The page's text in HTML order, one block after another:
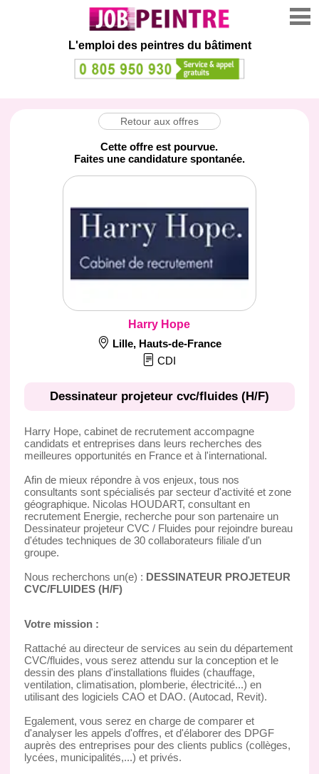
L'emploi des peintres du bâtiment
Retour aux offres
Cette offre est pourvue.
Faites une candidature spontanée.
Harry Hope
Lille, Hauts-de-France
CDI
Dessinateur projeteur cvc/fluides (H/F)
Harry Hope, cabinet de recrutement accompagne
candidats et entreprises dans leurs recherches des
meilleures opportunités en France et à l'international.
Afin de mieux répondre à vos enjeux, tous nos
consultants sont spécialisés par secteur d'activité et zone
géographique. Nicolas HOUDART, consultant en
recrutement Energie, recherche pour son partenaire un
Dessinateur projeteur CVC / Fluides pour rejoindre bureau
d'études techniques de 30 collaborateurs filiale d'un
groupe.
Nous recherchons un(e) : DESSINATEUR PROJETEUR
CVC/FLUIDES (H/F)
Votre mission :
Rattaché au directeur de services au sein du département
CVC/fluides, vous serez attendu sur la conception et le
dessin des plans d'installations fluides (chauffage,
ventilation, climatisation, plomberie, électricité...) en
utilisant des logiciels CAO et DAO. (Autocad, Revit).
Egalement, vous serez en charge de comparer et
d'analyser les appels d'offres, et d'élaborer des DPGF
auprès des entreprises pour des clients publics (collèges,
lycées, municipalités,...) et privés.